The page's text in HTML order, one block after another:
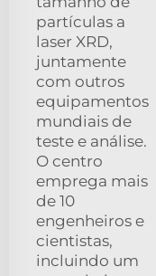
partículas a
laser XRD,
juntamente
com outros
equipamentos
mundiais de
teste e análise.
O centro
emprega mais
de 10
engenheiros e
cientistas,
incluindo um